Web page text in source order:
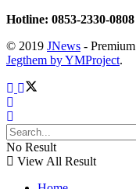
Hotline: 0853-2330-
© 2019 JNews -
Jegthem by YMProject.
No Result
View All Result